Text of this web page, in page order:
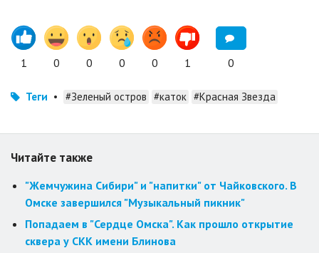
1 0 0 0 0 1 0
Теги • #Зеленый остров #каток #Красная Звезда
Читайте также
"Жемчужина Сибири" и "напитки" от Чайковского. В
Омске завершился "Музыкальный пикник"
Попадаем в "Сердце Омска". Как прошло открытие
сквера у СКК имени Блинова